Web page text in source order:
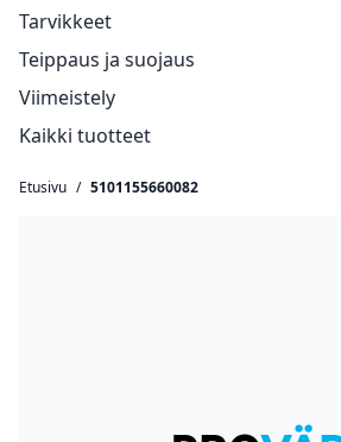
Tarvikkeet
Teippaus ja suojaus
Viimeistely
Kaikki tuotteet
Etusivu / 5101155660082